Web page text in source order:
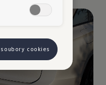
cookies